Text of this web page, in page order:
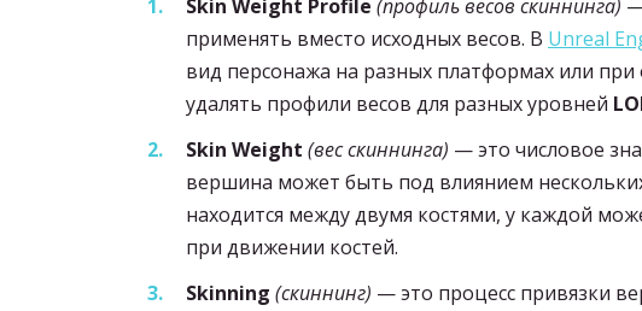
Skin Weight Profile (профиль весов скиннинга)
применять вместо исходных весов. В Unreal
вид персонажа на разных платформах или
удалять профили весов для разных уровней
Skin Weight (вес скиннинга) — это числовое
вершина может быть под влиянием
находится между двумя костями, у каждой
при движении костей.
Skinning (скиннинг) — это процесс привязки